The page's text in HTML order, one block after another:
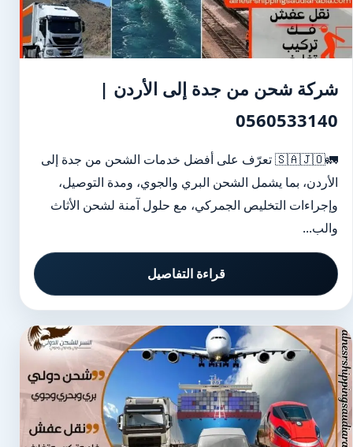
شركة شحن من جدة إلى الأردن |
0560533140
🚛🇸🇦🇯🇴 تعرّف على أفضل خدمات الشحن من جدة إلى
الأردن، بما يشمل الشحن البري والجوي، ومدة التوصيل،
وإجراءات التخليص الجمركي، مع حلول آمنة لشحن الأثاث
والب...
قراءة التفاصيل